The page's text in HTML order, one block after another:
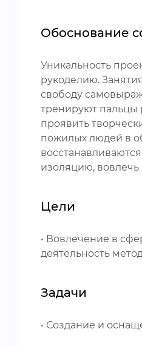
Обоснование
Уникальность
рукоделию.
свободу
тренируют пальцы
проявить
пожилых людей в
изоляцию, вовлечь
Цели
• Вовлечение в
деятельность
Задачи
• Создание и